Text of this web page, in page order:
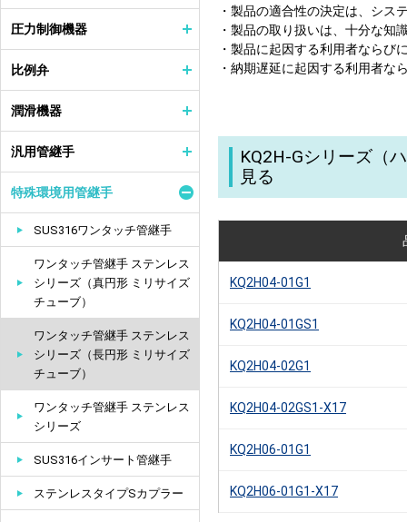
・製品の適合性の決定は、シス
・製品の取り扱いは、十分な知
・製品に起因する利用者ならび
・納期遅延に起因する利用者な
KQ2H-Gシリーズ（
見る
KQ2H04-01G1
KQ2H04-01GS1
KQ2H04-02G1
KQ2H04-02GS1-X17
KQ2H06-01G1
KQ2H06-01G1-X17
圧力制御機器
比例弁
潤滑機器
汎用管継手
特殊環境用管継手
SUS316ワンタッチ管継手
ワンタッチ管継手 ステンレス
シリーズ（真円形 ミリサイズ
チューブ）
ワンタッチ管継手 ステンレス
シリーズ（長円形 ミリサイズ
チューブ）
ワンタッチ管継手 ステンレス
シリーズ
SUS316インサート管継手
ステンレスタイプSカプラー